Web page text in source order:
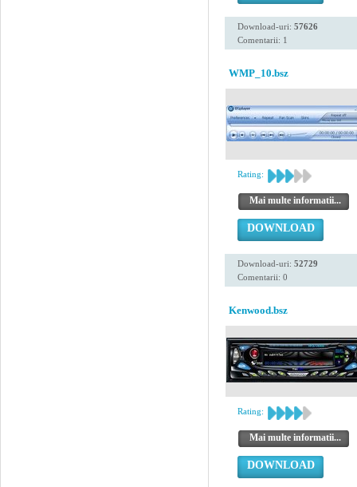
Download-uri: 57626
Comentarii: 1
WMP_10.bsz
Rating:
Mai multe informatii...
DOWNLOAD
Download-uri: 52729
Comentarii: 0
Kenwood.bsz
Rating:
Mai multe informatii...
DOWNLOAD